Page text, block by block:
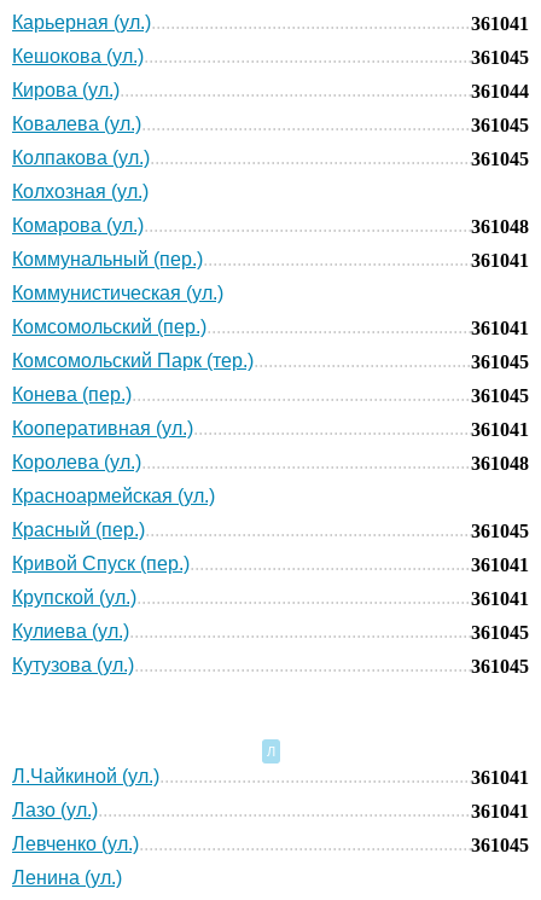
Карьерная (ул.)
361041
Кешокова (ул.)
361045
Кирова (ул.)
361044
Ковалева (ул.)
361045
Колпакова (ул.)
361045
Колхозная (ул.)
Комарова (ул.)
361048
Коммунальный (пер.)
361041
Коммунистическая (ул.)
Комсомольский (пер.)
361041
Комсомольский Парк (тер.)
361045
Конева (пер.)
361045
Кооперативная (ул.)
361041
Королева (ул.)
361048
Красноармейская (ул.)
Красный (пер.)
361045
Кривой Спуск (пер.)
361041
Крупской (ул.)
361041
Кулиева (ул.)
361045
Кутузова (ул.)
361045
Л
Л.Чайкиной (ул.)
361041
Лазо (ул.)
361041
Левченко (ул.)
361045
Ленина (ул.)